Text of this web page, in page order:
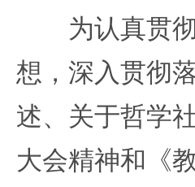
为认真贯彻
想，深入贯彻
述、关于哲学
大会精神和《